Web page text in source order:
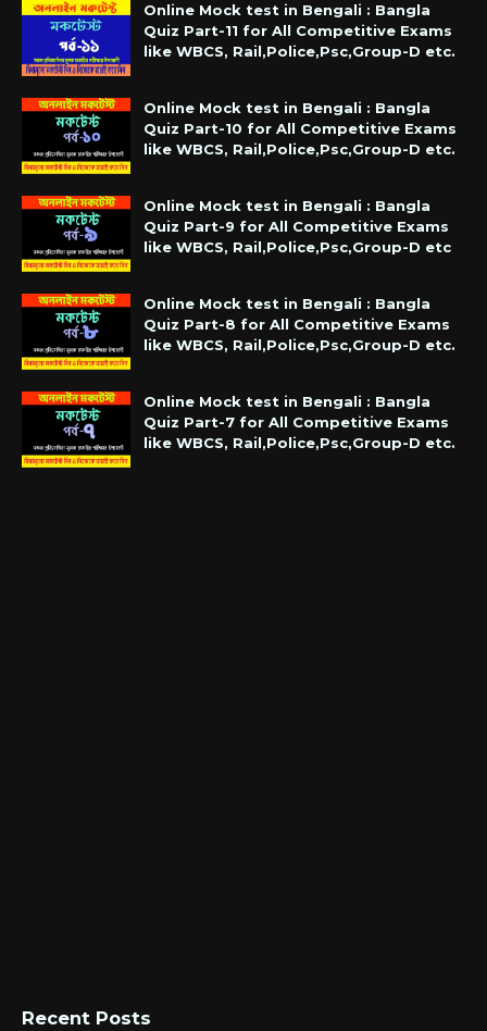
Online Mock test in Bengali : Bangla
Quiz Part-11 for All Competitive Exams
like WBCS, Rail,Police,Psc,Group-D etc.
Online Mock test in Bengali : Bangla
Quiz Part-10 for All Competitive Exams
like WBCS, Rail,Police,Psc,Group-D etc.
Online Mock test in Bengali : Bangla
Quiz Part-9 for All Competitive Exams
like WBCS, Rail,Police,Psc,Group-D etc
Online Mock test in Bengali : Bangla
Quiz Part-8 for All Competitive Exams
like WBCS, Rail,Police,Psc,Group-D etc.
Online Mock test in Bengali : Bangla
Quiz Part-7 for All Competitive Exams
like WBCS, Rail,Police,Psc,Group-D etc.
Recent Posts